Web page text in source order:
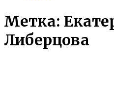
Метка:
Либерцова